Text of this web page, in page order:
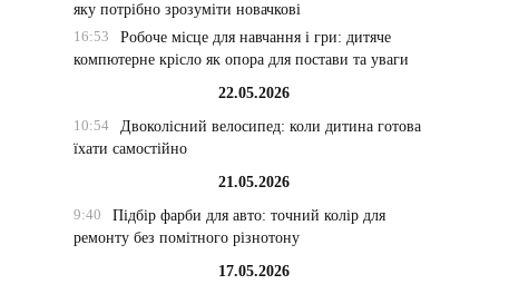
яку потрібно зрозуміти новачкові
16:53
Робоче місце для навчання і гри: дитяче
компютерне крісло як опора для постави та уваги
22.05.2026
10:54
Двоколісний велосипед: коли дитина готова
їхати самостійно
21.05.2026
9:40
Підбір фарби для авто: точний колір для
ремонту без помітного різнотону
17.05.2026